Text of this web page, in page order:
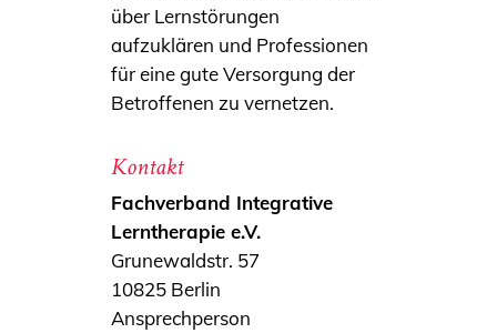
über Lernstörungen
aufzuklären und Professionen
für eine gute Versorgung der
Betroffenen zu vernetzen.
Kontakt
Fachverband Integrative
Lerntherapie e.V.
Grunewaldstr. 57
10825 Berlin
Ansprechperson